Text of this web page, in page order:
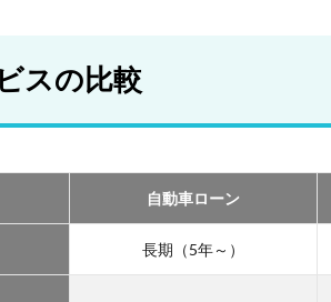
スの比較
自動車ローン
長期（5年～）